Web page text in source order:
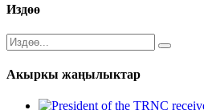
Издөө
Акыркы жаңылыктар